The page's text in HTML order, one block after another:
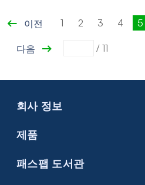
이전 1 2 3 4 5
다음 / 11
회사 정보
비지니스
제품
패스팹 도서관